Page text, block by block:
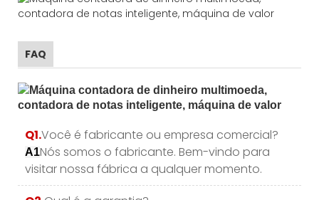
FAQ
Q1.Você é fabricante ou empresa comercial?
A1Nós somos o fabricante. Bem-vindo para
visitar nossa fábrica a qualquer momento.